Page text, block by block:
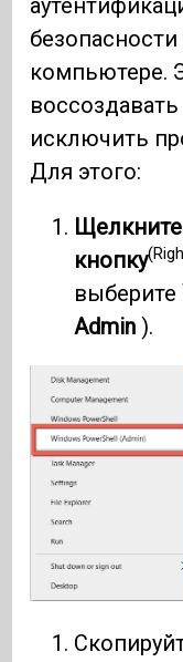
безопасности
компьютере.
исключить
Для этого:
кнопку
выберите
Admin ).